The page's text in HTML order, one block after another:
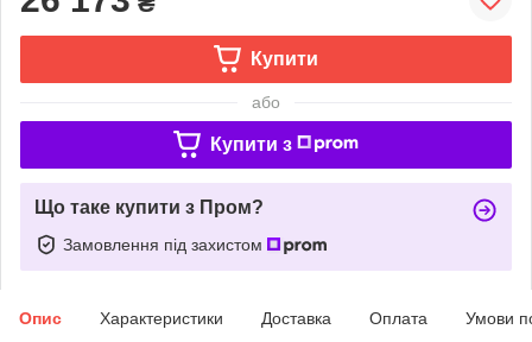
Купити
або
Купити з
Що таке купити з Пром?
Замовлення під захистом
Опис Характеристики Доставка Оплата Умови